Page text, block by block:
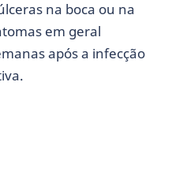
na boca ou na
em geral
após a infecção